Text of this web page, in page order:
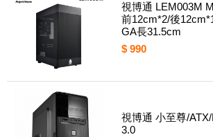
視博通 LEM003M
前12cm*2/後
GA長31.5cm
$ 990
視博通 小至尊/
3.0